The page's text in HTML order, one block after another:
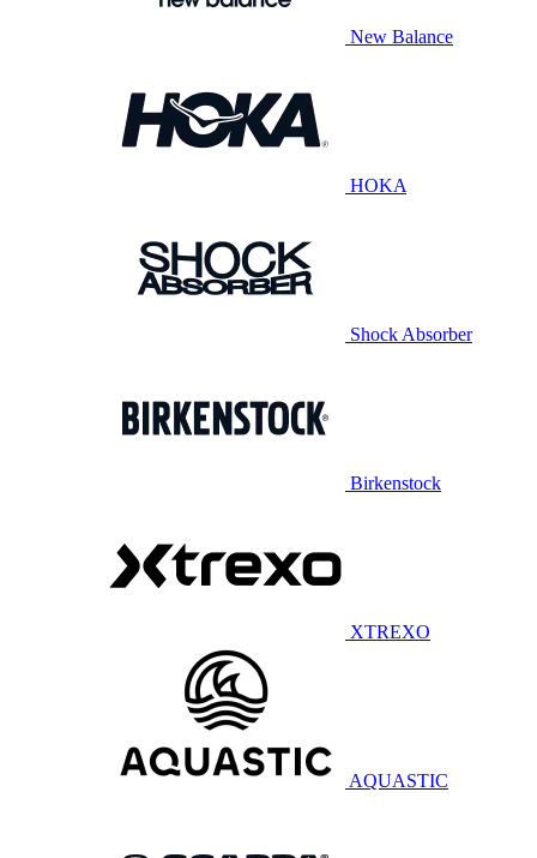
New Balance
HOKA
Shock Absorber
Birkenstock
XTREXO
AQUASTIC